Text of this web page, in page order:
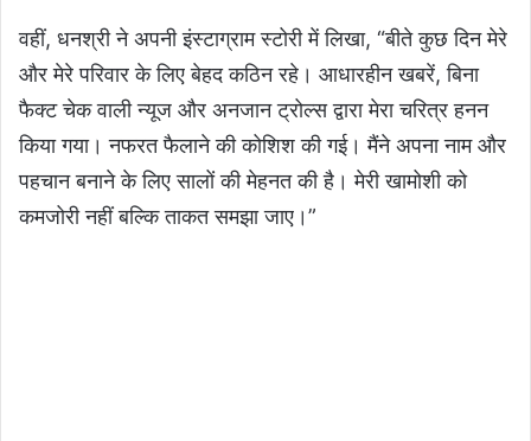
वहीं, धनश्री ने अपनी इंस्टाग्राम स्टोरी में लिखा, “बीते कुछ दिन मेरे
और मेरे परिवार के लिए बेहद कठिन रहे। आधारहीन खबरें, बिना
फैक्ट चेक वाली न्यूज और अनजान ट्रोल्स द्वारा मेरा चरित्र हनन
किया गया। नफरत फैलाने की कोशिश की गई। मैंने अपना नाम और
पहचान बनाने के लिए सालों की मेहनत की है। मेरी खामोशी को
कमजोरी नहीं बल्कि ताकत समझा जाए।”